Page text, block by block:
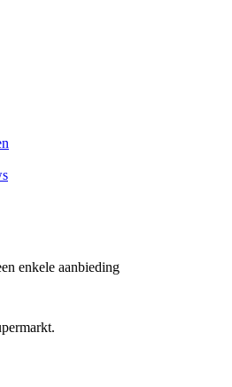
enkele aanbieding